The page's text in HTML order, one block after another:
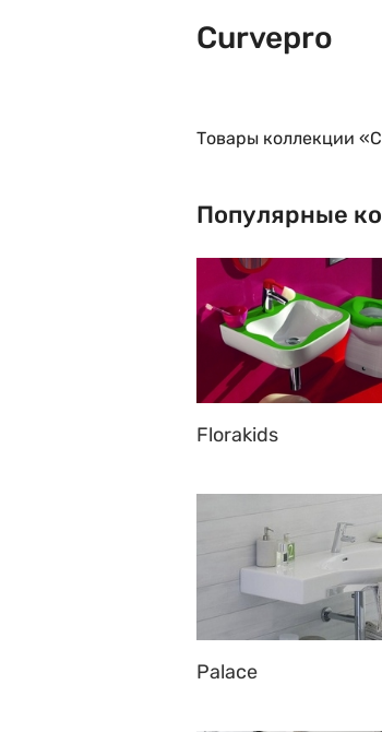
Curvepro
Товары коллекции
Популярные
Florakids
Palace